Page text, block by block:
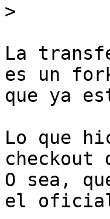
>
La
es un
que ya
Lo que
checkout
O sea,
el oficial